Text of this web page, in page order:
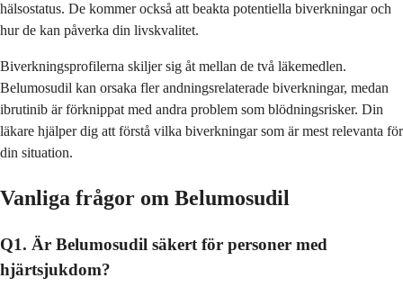
hälsostatus. De kommer också att beakta potentiella biverkningar och
hur de kan påverka din livskvalitet.
Biverkningsprofilerna skiljer sig åt mellan de två läkemedlen.
Belumosudil kan orsaka fler andningsrelaterade biverkningar, medan
ibrutinib är förknippat med andra problem som blödningsrisker. Din
läkare hjälper dig att förstå vilka biverkningar som är mest relevanta för
din situation.
Vanliga frågor om Belumosudil
Q1. Är Belumosudil säkert för personer med
hjärtsjukdom?